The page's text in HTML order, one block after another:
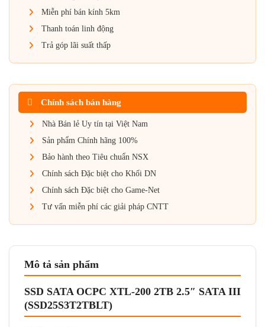
Miễn phí bán kính 5km
Thanh toán linh động
Trả góp lãi suất thấp
Chính sách bán hàng
Nhà Bán lẻ Uy tín tại Việt Nam
Sản phẩm Chính hãng 100%
Bảo hành theo Tiêu chuẩn NSX
Chính sách Đặc biệt cho Khối DN
Chính sách Đặc biệt cho Game-Net
Tư vấn miễn phí các giải pháp CNTT
Mô tả sản phẩm
SSD SATA OCPC XTL-200 2TB 2.5″ SATA III
(SSD25S3T2TBLT)